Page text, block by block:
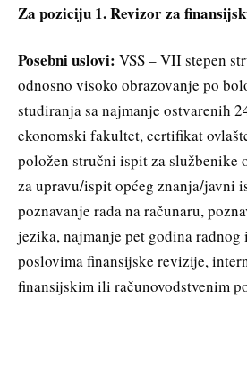
Za poziciju 1. Revizor za
Posebni uslovi: VSS – VII stepen
odnosno visoko obrazovanje po
studiranja sa najmanje ostvarenih
ekonomski fakultet, certifikat
položen stručni ispit za službenike
za upravu/ispit općeg znanja/javni
poznavanje rada na računaru,
jezika, najmanje pet godina radnog
poslovima finansijske revizije,
finansijskim ili računovodstvenim